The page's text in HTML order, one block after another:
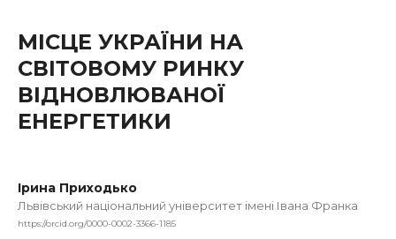
МІСЦЕ УКРАЇНИ НА
СВІТОВОМУ РИНКУ
ВІДНОВЛЮВАНОЇ
ЕНЕРГЕТИКИ
Ірина Приходько
Львівський національний університет імені Івана Франка
https://orcid.org/0000-0002-3366-1185